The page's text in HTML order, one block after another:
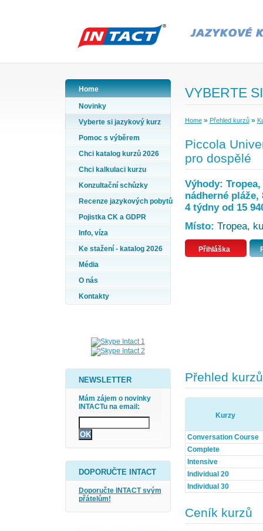
Home
Novinky
Vyberte si jazykový kurz
Pomoc s výběrem
Chci katalog kurzů 2026
Chci kalkulaci kurzu
Konzultační schůzky
Recenze jazykových pobytů
Pojistka CK a GDPR
Info, víza
Ke stažení - katalog 2026
Média
O nás
Kontakty
NEWSLETTER
Mám zájem o novinky
INTACTu na email:
DOPORUČTE INTACT
Doporučte INTACT svým
přátelům!
VYBERTE
Home» Přehled kurzů»
Piccola
pro dospělé
Výhody:
nádherné
4 týdny od 15
Místo: Tropea,
Přihláška
Přehled kurzů
Kurzy
Conversation Course
Complete
Intensive
Individual 20
Individual 30
Ceník kurzů